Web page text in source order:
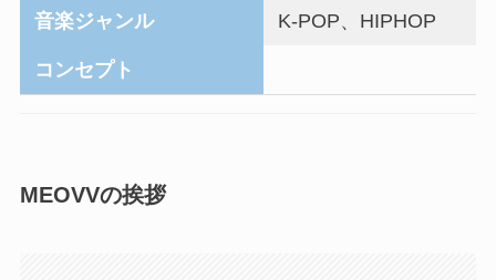
音楽ジャンル K-POP、HIPHOP
コンセプト
MEOVVの挨拶